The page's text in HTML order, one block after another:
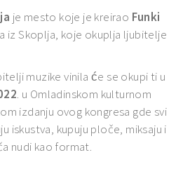
je mesto koje je kreirao Funki
iz Skoplja, koje okuplja ljubitelje
muzike vinila će se okupi ti u
. u Omladinskom kulturnom
izdanju ovog kongresa gde svi
iskustva, kupuju ploče, miksaju i
nudi kao format.